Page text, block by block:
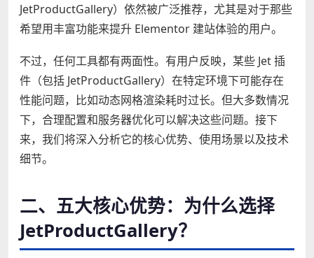
JetProductGallery）依然被广泛推荐，尤其是对于那些
希望用丰富功能来提升 Elementor 建站体验的用户。
不过，任何工具都有两面性。有用户反映，某些 Jet 插
件（包括 JetProductGallery）在特定环境下可能存在
性能问题，比如动态网格渲染耗时过长。但大多数情况
下，合理配置和服务器优化可以解决这些问题。接下
来，我们将深入分析它的核心优势、使用场景以及技术
细节。
二、五大核心优势：为什么选择
JetProductGallery？